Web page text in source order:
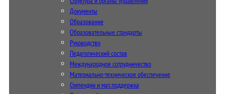
Документы
Образование
Образовательные стандарты
Руководство
Педагогический состав
Международное сотрудничество
Материально-техническое обеспечение
Стипендии и мат. поддержка